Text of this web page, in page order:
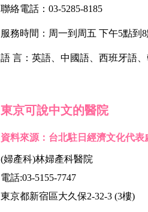
聯絡電話：03-5285-8185
服務時間：周一到周五 下午5點到
語 言：英語、中國語、西班牙語
東京可說中文的醫院
資料來源：台北駐日經濟文化代表
(婦產科)林婦產科醫院
電話:03-5155-7747
東京都新宿區大久保2-32-3 (3樓)